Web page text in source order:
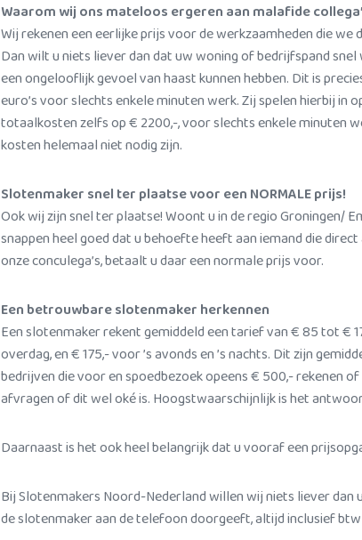
Waarom wij ons mateloos ergeren aan malafide
Wij rekenen een eerlijke prijs voor de werkzaamheden die
Dan wilt u niets liever dan dat uw woning of bedrijfspand
een ongelooflijk gevoel van haast kunnen hebben. Dit is
euro’s voor slechts enkele minuten werk. Zij spelen hierbij
totaalkosten zelfs op € 2200,-, voor slechts enkele minuten
kosten helemaal niet nodig zijn.
Slotenmaker snel ter plaatse voor een NORMALE prijs!
Ook wij zijn snel ter plaatse! Woont u in de regio Groningen/
snappen heel goed dat u behoefte heeft aan iemand die
onze conculega’s, betaalt u daar een normale prijs voor.
Een betrouwbare slotenmaker herkennen
Een slotenmaker rekent gemiddeld een tarief van € 85 tot €
overdag, en € 175,- voor ’s avonds en ’s nachts. Dit zijn
bedrijven die voor en spoedbezoek opeens € 500,- rekenen
afvragen of dit wel oké is. Hoogstwaarschijnlijk is het
Daarnaast is het ook heel belangrijk dat u vooraf een
Bij Slotenmakers Noord-Nederland willen wij niets liever dan
de slotenmaker aan de telefoon doorgeeft, altijd inclusief